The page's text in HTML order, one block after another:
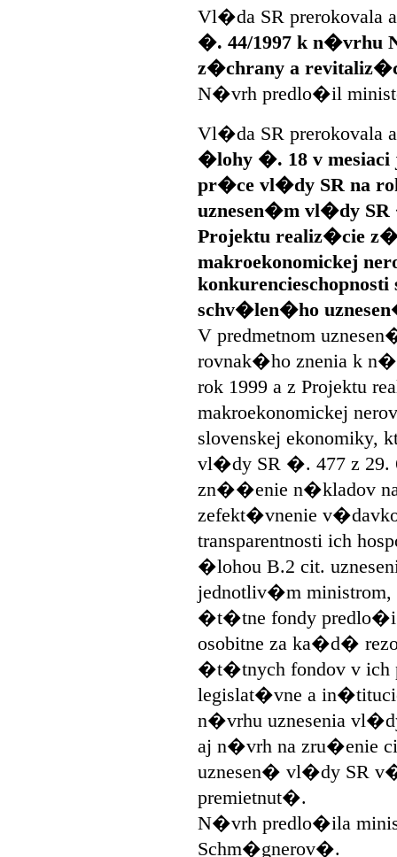
Vl�da SR prerokovala
�. 44/1997 k n�vrhu
z�chrany a
N�vrh predlo�il
Vl�da SR prerokovala
�lohy �. 18 v
pr�ce vl�dy SR na
uznesen�m vl�dy
Projektu realiz�cie
makroekonomickej
konkurencieschopnosti
schv�len�ho
V predmetnom
rovnak�ho znenia k
rok 1999 a z Projektu
makroekonomickej
slovenskej ekonomiky,
vl�dy SR �. 477 z 29.
zn��enie n�kladov
zefekt�vnenie
transparentnosti ich
�lohou B.2 cit.
jednotliv�m
�t�tne fondy
osobitne za ka�d�
�t�tnych fondov v ich
legislat�vne a
n�vrhu uznesenia
aj n�vrh na zru�enie
uznesen� vl�dy SR
premietnut�.
N�vrh predlo�ila
Schm�gnerov�.